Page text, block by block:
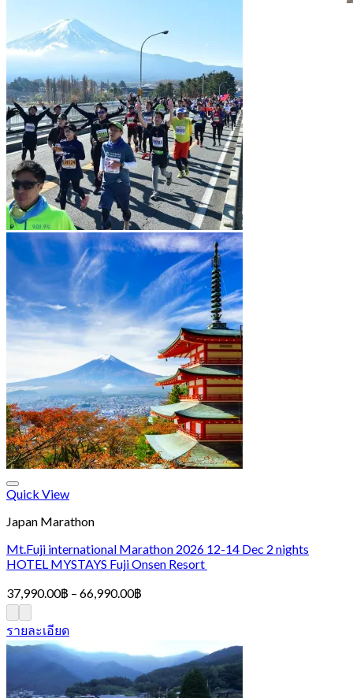
Quick View
Japan Marathon
Mt.Fuji international Marathon 2026 12-14 Dec 2 nights
HOTEL MYSTAYS Fuji Onsen Resort
37,990.00฿ – 66,990.00฿
66,990.00฿
รายละเอียด